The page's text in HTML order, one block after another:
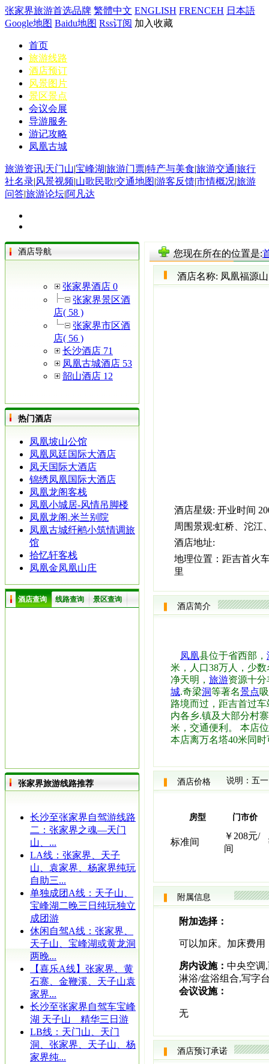
张家界旅游首选品牌 繁體中文 ENGLISH FRENCEH 日本語
Google地图 Baidu地图 Rss订阅 加入收藏
首页
旅游线路
酒店预订
风景图片
景区景点
会议会展
导游服务
游记攻略
凤凰古城
旅游资讯|天门山|宝峰湖|旅游门票|特产与美食|旅游交通|旅行
社名录|风景视频|山歌民歌|交通地图|游客反馈|市情概况|旅游
问答|旅游论坛|阿凡达
酒店导航
张家界酒店 0
张家界景区酒
店( 58 )
张家界市区酒
店( 56 )
长沙酒店 71
凤凰古城酒店 53
韶山酒店 12
热门酒店
凤凰坡山公馆
凤凰凤廷国际大酒店
凤天国际大酒店
锦绣凤凰国际大酒店
凤凰龙阁客栈
凤凰小城居-风情吊脚楼
凤凰龙阁.米兰别院
凤凰古城纤鹇小筑情调旅
馆
拾忆轩客栈
凤凰金凤凰山庄
酒店查询 线路查询 景区查询
张家界旅游线路推荐
长沙至张家界自驾游线路
二：张家界之魂—天门
山、...
LA线：张家界、天子
山、袁家界、杨家界纯玩
自助三...
单独成团A线：天子山、
宝峰湖二晚三日纯玩独立
成团游
休闲自驾A线：张家界、
天子山、宝峰湖或黄龙洞
两晚...
【喜乐A线】张家界、黄
石寨、金鞭溪、天子山袁
家界...
长沙至张家界自驾车宝峰
湖 天子山 精华三日游
LB线：天门山、天门
洞、张家界、天子山、杨
家界纯...
您现在所在的位置是:
酒店名称: 凤凰福源
酒店星级: 开业时间
周围景观:虹桥、沱江
酒店地址:
地理位置： 距吉首火
里
酒店简介
凤凰县位于省西部，
米，人口38万人，少
净天明， 旅游资源十
城.奇梁洞等著名景点
路境而过，距吉首过车
内各乡.镇及大部分村
米，交通便利。 本店
本店离万名塔40米同
酒店价格 说明：五一
房型 门市价
标准间
￥208元/
间
附属信息
附加选择：
可以加床。加床费用
房内设施： 中央空调
淋浴/盆浴组合,写字
会议设施：
无
酒店预订承诺